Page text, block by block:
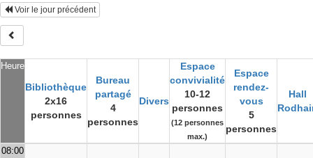
Heure
Bibliothèque
2x16
personnes
Bureau
partagé
4
personnes
Divers
Espace
convivialité
10-12
personnes
(12 personnes
max.)
Espace
rendez-
vous
5
personnes
Hall
Voir le jour précédent
08:00